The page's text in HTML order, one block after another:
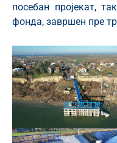
посебан пројекат,
фонда, завршен пре